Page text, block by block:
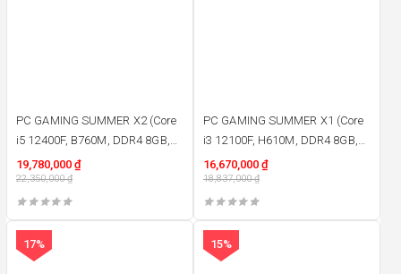
PC GAMING SUMMER X2 (Core
i5 12400F, B760M, DDR4 8GB,
RX6500XT 4GB, SSD M2 256GB,
750W)
19,780,000 ₫
22,350,000₫
PC GAMING SUMMER X1 (Core
i3 12100F, H610M, DDR4 8GB,
RX580 8GB, SSD M2 256GB,
750W)
16,670,000 ₫
18,837,000₫
17% 15%